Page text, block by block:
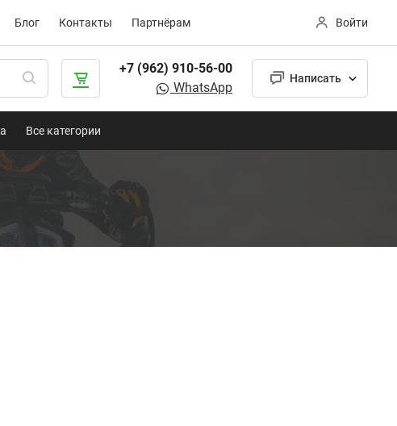
Блог Контакты Партнёрам Войти
+7 (962) 910-56-00
WhatsApp
Написать
Все категории